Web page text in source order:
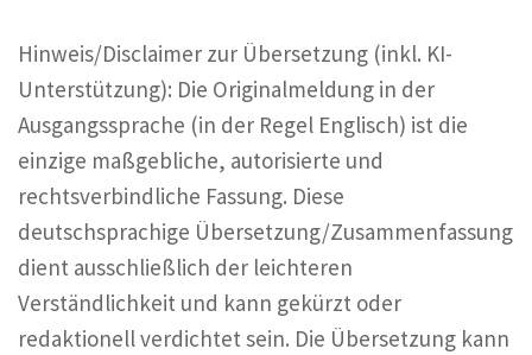
Hinweis/Disclaimer zur Übersetzung (inkl. KI-
Unterstützung): Die Originalmeldung in der
Ausgangssprache (in der Regel Englisch) ist die
einzige maßgebliche, autorisierte und
rechtsverbindliche Fassung. Diese
deutschsprachige Übersetzung/Zusammenfassung
dient ausschließlich der leichteren
Verständlichkeit und kann gekürzt oder
redaktionell verdichtet sein. Die Übersetzung kann